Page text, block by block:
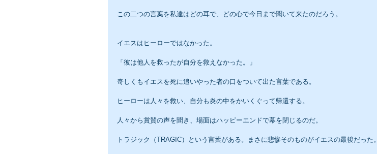
この二つの言葉を私達はどの耳で、どの心で今日まで聞いて来たのだろう。
イエスはヒーローではなかった。
「彼は他人を救ったが自分を救えなかった。」
奇しくもイエスを死に追いやった者の口をついて出た言葉である。
ヒーローは人々を救い、自分も炎の中をかいくぐって帰還する。
人々から賞賛の声を聞き、場面はハッピーエンドで幕を閉じるのだ。
トラジック（TRAGIC）という言葉がある。まさに悲惨そのものがイエスの最後だった。